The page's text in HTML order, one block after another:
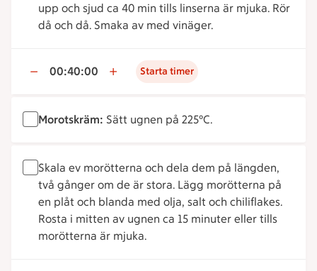
upp och sjud ca 40 min tills linserna är mjuka. Rör
då och då. Smaka av med vinäger.
00:40:00 Starta timer
Morotskräm: Sätt ugnen på 225°C.
Skala ev morötterna och dela dem på längden,
två gånger om de är stora. Lägg morötterna på
en plåt och blanda med olja, salt och chiliflakes.
Rosta i mitten av ugnen ca 15 minuter eller tills
morötterna är mjuka.